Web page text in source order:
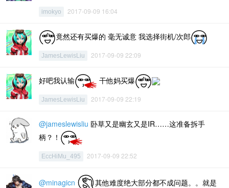
imokyo 2017-09-09 16:04
竟然还有买爆的 毫无诚意 我选择街机/次郎
JamesLewisLiu 2017-09-09 22:09
好吧我认输 干他妈买爆
JamesLewisLiu 2017-09-09 22:19
@jameslewisliu 卧草又是幽玄又是IR……这准备拆手
柄？！
EccHiMu_495 2017-09-09 22:52
@minagicn
其他难度绝大部分都不成问题。。就是